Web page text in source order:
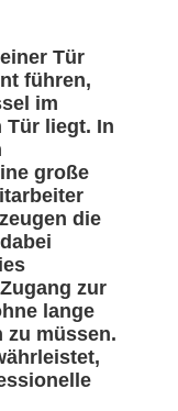
Tür
führen,
im
Tür liegt. In
große
die
zur
lange
zu müssen.